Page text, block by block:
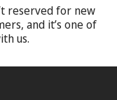
reserved for new
and it’s one of
us.